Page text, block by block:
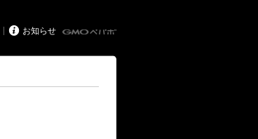
 お知らせ